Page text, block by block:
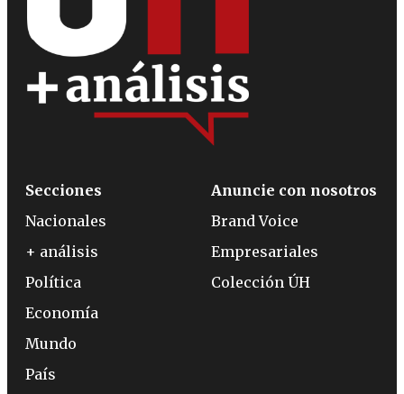
Secciones
Nacionales
+ análisis
Política
Economía
Mundo
País
Anuncie con nosotros
Brand Voice
Empresariales
Colección ÚH